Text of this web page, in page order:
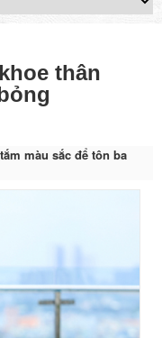
thân
màu sắc để tôn ba